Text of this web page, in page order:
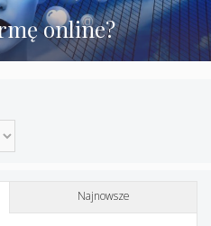
online?
Najnowsze